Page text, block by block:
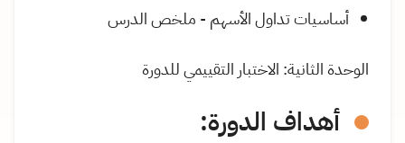
أساسيات تداول الأسهم - ملخص الدرس
الوحدة الثانية: الاختبار التقييمي للدورة
أهداف الدورة: